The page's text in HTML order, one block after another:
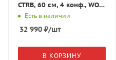
CTRB, 60 см, 4 конф., WOK,
слоновая кость/бронза
Есть в наличии
32 990 ₽/шт
В КОРЗИНУ